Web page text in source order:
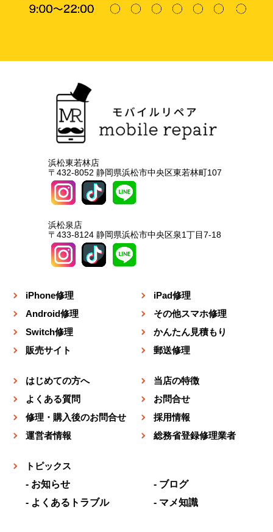
浜松東若林店
〒432-8052 静岡県浜松市中央区東若林町107
浜松泉店
〒433-8124 静岡県浜松市中央区泉1丁目7-18
iPhone修理
iPad修理
Android修理
その他スマホ修理
Switch修理
かんたん見積もり
販売サイト
郵送修理
はじめての方へ
当店の特徴
よくある質問
お問合せ
修理・購入後のお問合せ
採用情報
運営者情報
総務省登録修理業者
トピックス
お知らせ
ブログ
よくあるトラブル
マメ知識